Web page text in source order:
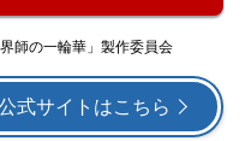
師の一輪華」製作委員会
式サイトはこちら